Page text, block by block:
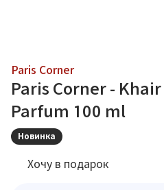
Paris Corner
Paris Corner -
Parfum 100 ml
Новинка
Хочу в подарок